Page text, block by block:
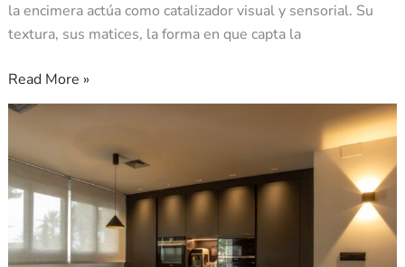
la encimera actúa como catalizador visual y sensorial. Su
textura, sus matices, la forma en que capta la
Read More »
6
comunes
al
reformar
una
cocina